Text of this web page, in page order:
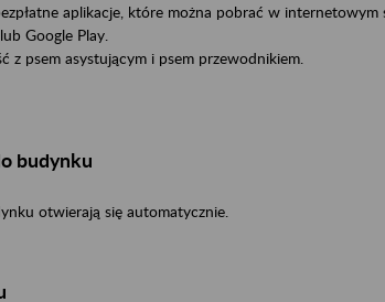
aplikacje, które można pobrać w internetowym
Google Play.
z psem asystującym i psem przewodnikiem.
budynku
otwierają się automatycznie.